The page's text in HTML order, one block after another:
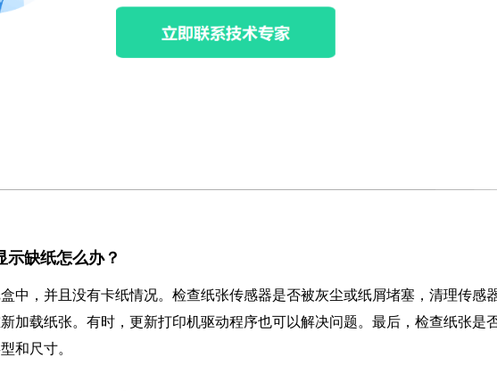
示缺纸怎么办？
中，并且没有卡纸情况。检查纸张传感器是否被灰尘或纸屑堵塞，清理传感
加载纸张。有时，更新打印机驱动程序也可以解决问题。最后，检查纸张是
和尺寸。